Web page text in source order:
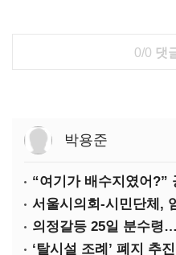
0/0 댓
박용준
서울시의회-시민단체,
의정갈등 25일 분수령
‘탈시설 조례’ 폐지 추